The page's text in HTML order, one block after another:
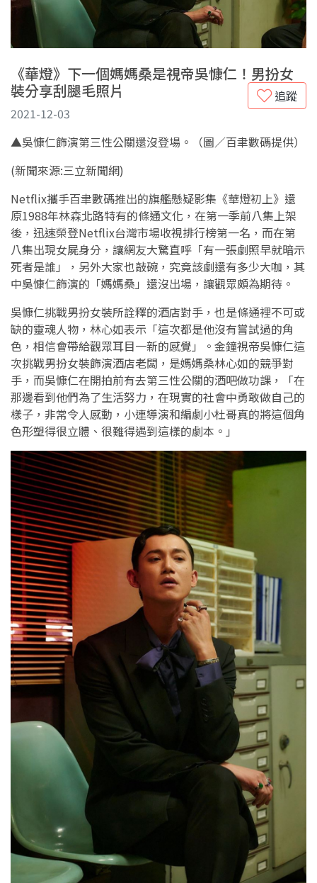
《華燈》下一個媽媽桑是視帝吳慷仁！男扮女
裝分享刮腿毛照片
追蹤
2021-12-03
▲吳慷仁飾演第三性公關還沒登場。（圖／百聿數碼提供）
(新聞來源:三立新聞網)
Netflix攜手百聿數碼推出的旗艦懸疑影集《華燈初上》還
原1988年林森北路特有的條通文化，在第一季前八集上架
後，迅速榮登Netflix台灣市場收視排行榜第一名，而在第
八集出現女屍身分，讓網友大驚直呼「有一張劇照早就暗示
死者是誰」，另外大家也敲碗，究竟該劇還有多少大咖，其
中吳慷仁飾演的「媽媽桑」還沒出場，讓觀眾頗為期待。
吳慷仁挑戰男扮女裝所詮釋的酒店對手，也是條通裡不可或
缺的靈魂人物，林心如表示「這次都是他沒有嘗試過的角
色，相信會帶給觀眾耳目一新的感覺」。金鐘視帝吳慷仁這
次挑戰男扮女裝飾演酒店老闆，是媽媽桑林心如的競爭對
手，而吳慷仁在開拍前有去第三性公關的酒吧做功課，「在
那邊看到他們為了生活努力，在現實的社會中勇敢做自己的
樣子，非常令人感動，小連導演和編劇小杜哥真的將這個角
色形塑得很立體、很難得遇到這樣的劇本。」